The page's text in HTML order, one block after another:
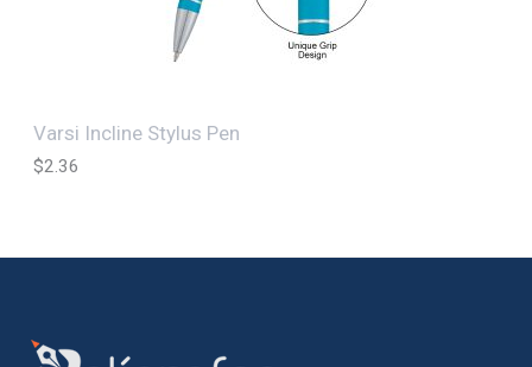
Varsi Incline Stylus Pen
$2.36